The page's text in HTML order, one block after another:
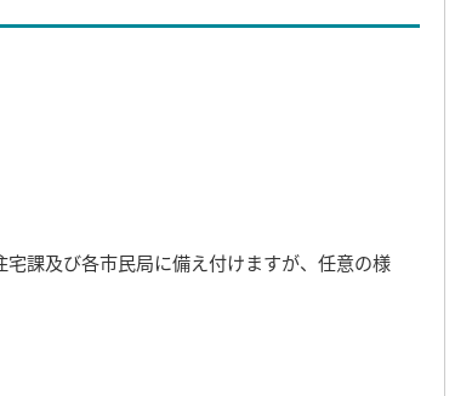
課及び各市民局に備え付けますが、任意の様